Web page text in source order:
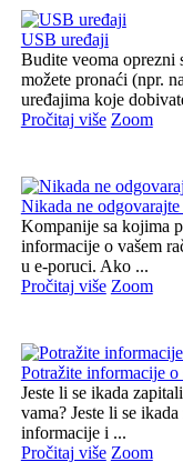
USB uređaji
Budite veoma oprezni
možete pronaći (npr.
uređajima koje
Pročitaj više Zoom
Nikada ne
Kompanije sa kojima
informacije o vašem
u e-poruci. Ako ...
Pročitaj više Zoom
Potražite informacije o
Jeste li se ikada
vama? Jeste li se
informacije i ...
Pročitaj više Zoom